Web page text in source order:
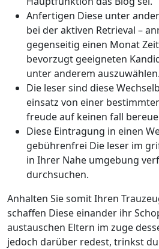
Anfertigen Diese unter
bei der aktiven Retrieval –
gegenseitig einen Monat
bevorzugt geeigneten
unter anderem auszuwählen.
Die leser sind diese
einsatz von einer
freude auf keinen fall
Diese Eintragung in einen
gebührenfrei Die leser im
in Ihrer Nahe umgebung
durchsuchen.
Anhalten Sie somit Ihren
schaffen Diese einander ihr
austauschen Eltern im zuge
jedoch darüber redest, trinkst